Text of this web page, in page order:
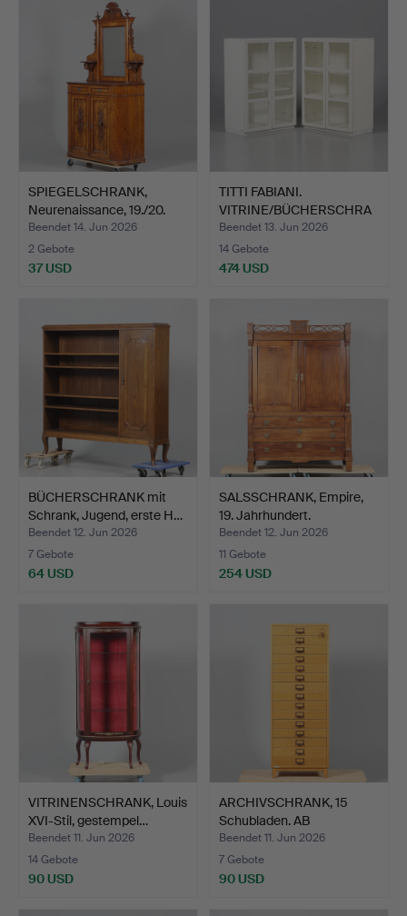
SPIEGELSCHRANK,
Neurenaissance, 19./20.
Ja…
Beendet 14. Jun 2026
2 Gebote
37 USD
TITTI FABIANI.
VITRINE/BÜCHERSCHRA
NK, 2 Se…
Beendet 13. Jun 2026
14 Gebote
474 USD
BÜCHERSCHRANK mit
Schrank, Jugend, erste H…
Beendet 12. Jun 2026
7 Gebote
64 USD
SALSSCHRANK, Empire,
19. Jahrhundert.
Beendet 12. Jun 2026
11 Gebote
254 USD
VITRINENSCHRANK, Louis
XVI-Stil, gestempel…
Beendet 11. Jun 2026
14 Gebote
90 USD
ARCHIVSCHRANK, 15
Schubladen. AB
Möbelindu…
Beendet 11. Jun 2026
7 Gebote
90 USD